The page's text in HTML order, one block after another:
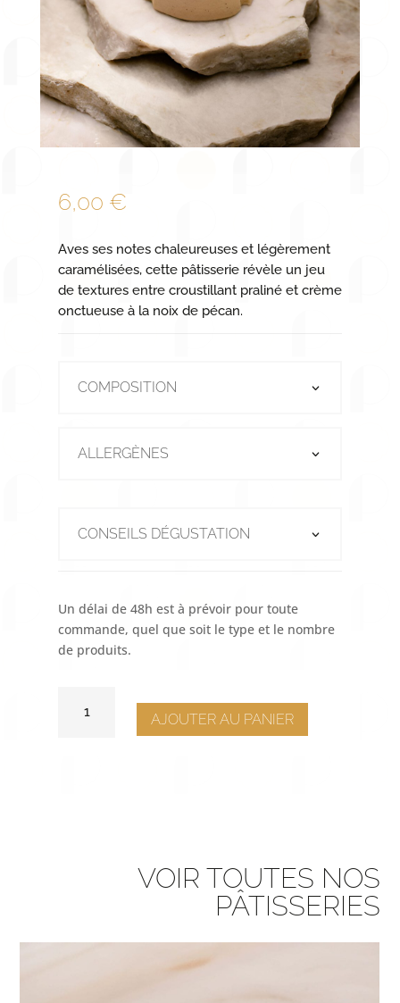
6,00 €
Aves ses notes chaleureuses et légèrement
caramélisées, cette pâtisserie révèle un jeu
de textures entre croustillant praliné et crème
onctueuse à la noix de pécan.
COMPOSITION
ALLERGÈNES
CONSEILS DÉGUSTATION
Un délai de 48h est à prévoir pour toute
commande, quel que soit le type et le nombre
de produits.
AJOUTER AU PANIER
VOIR TOUTES NOS
PÂTISSERIES